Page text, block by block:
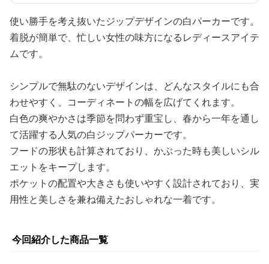
使い勝手を考え抜いたジップデザインの白パーカーです。
着脱が簡単で、忙しい女性の味方になるレディースアイテ
ムです。
シンプルで無駄のないデザインは、どんなスタイルにも合
わせやすく、コーディネートの幅を広げてくれます。
白色の爽やかさは季節を問わず重宝し、春から一年を通し
て活躍する人気の白ジップパーカーです。
フードの形状も計算されており、かぶった時も美しいシル
エットをキープします。
ポケットの配置や大きさも使いやすく設計されており、実
用性と美しさを兼ね備えたおしゃれな一着です。
今回紹介した商品一覧